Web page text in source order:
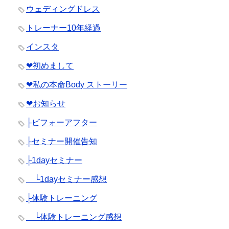
ウェディングドレス
トレーナー10年経過
インスタ
❤︎初めまして
❤︎私の本命Body ストーリー
❤︎お知らせ
├ビフォーアフター
├セミナー開催告知
├1dayセミナー
└1dayセミナー感想
├体験トレーニング
└体験トレーニング感想